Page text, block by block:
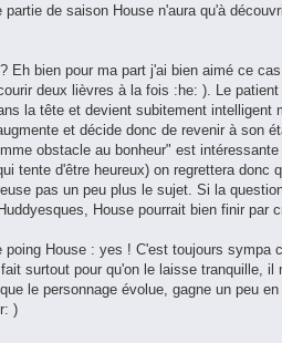
partie de saison House n'aura qu'à
Eh bien pour ma part j'ai bien aimé ce
deux lièvres à la fois :he: ). Le
la tête et devient subitement intelligent
et décide donc de revenir à son
obstacle au bonheur" est
tente d'être heureux) on regrettera donc
pas un peu plus le sujet. Si la
House pourrait bien finir par
poing House : yes ! C'est toujours
surtout pour qu'on le laisse tranquille,
le personnage évolue, gagne un peu
)